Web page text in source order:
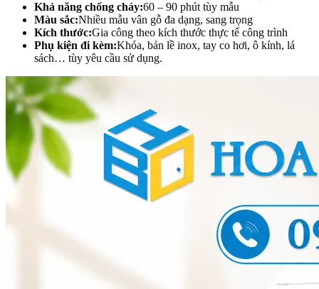
Khả năng chống cháy:60 – 90 phút tùy mẫu
Màu sắc:Nhiều mẫu vân gỗ đa dạng, sang trọng
Kích thước:Gia công theo kích thước thực tế công trình
Phụ kiện đi kèm:Khóa, bản lề inox, tay co hơi, ô kính, lá
sách… tùy yêu cầu sử dụng.